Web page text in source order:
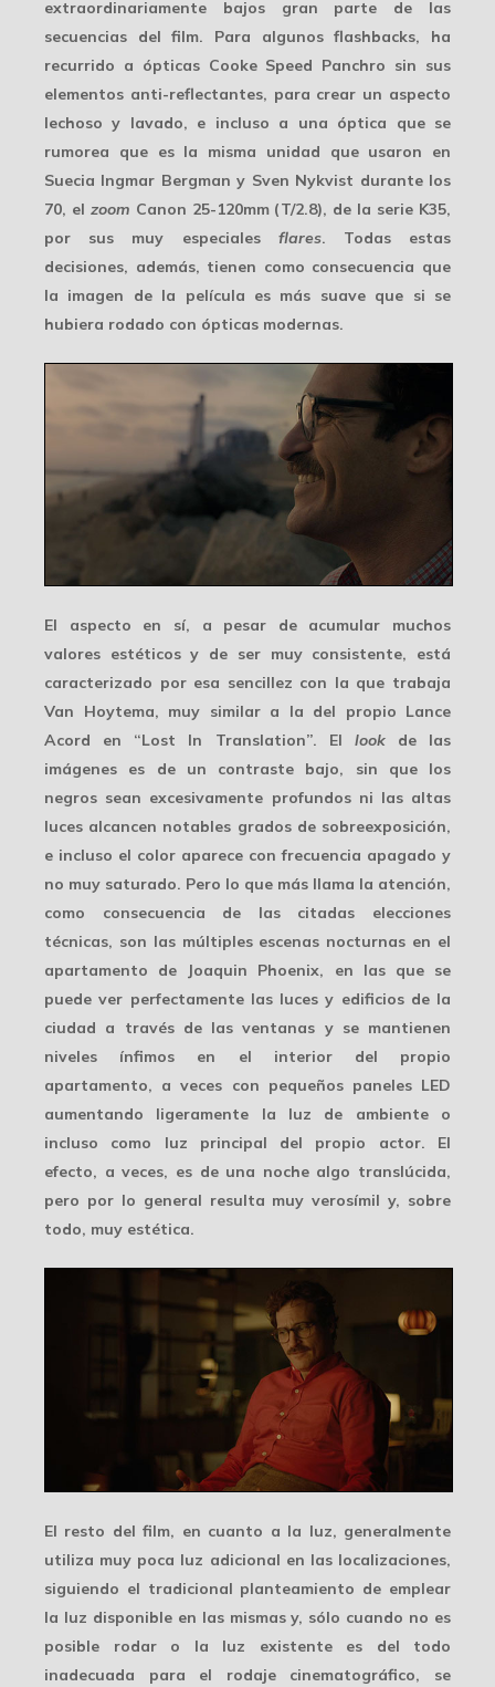
extraordinariamente bajos gran parte de las
secuencias del film. Para algunos flashbacks, ha
recurrido a ópticas Cooke Speed Panchro sin sus
elementos anti-reflectantes, para crear un aspecto
lechoso y lavado, e incluso a una óptica que se
rumorea que es la misma unidad que usaron en
Suecia Ingmar Bergman y Sven Nykvist durante los
70, el zoom Canon 25-120mm(T/2.8), de la serie K35,
por sus muy especiales flares. Todas estas
decisiones, además, tienen como consecuencia que
la imagen de la película es más suaveque si se
hubiera rodado con ópticas modernas.
El aspecto en sí, a pesar de acumular muchos
valores estéticos y de ser muy consistente, está
caracterizado por esa sencillez con la que trabaja
Van Hoytema, muy similar a la del propio Lance
Acord en “Lost In Translation”. El lookde las
imágenes es de un contraste bajo, sin que los
negros sean excesivamente profundos ni las altas
luces alcancen notables grados de sobreexposición,
e incluso el color aparece con frecuencia apagado y
no muy saturado. Pero lo que más llama la atención,
como consecuencia de las citadas elecciones
técnicas, son las múltiples escenas nocturnas en el
apartamento de Joaquin Phoenix, en las que se
puede ver perfectamente las luces y edificios de la
ciudad a través de las ventanas y se mantienen
niveles ínfimos en el interior del propio
apartamento, a veces con pequeños paneles LED
aumentando ligeramente la luz de ambiente o
incluso como luz principal del propio actor. El
efecto, a veces, es de una noche algo translúcida,
pero por lo general resulta muy verosímil y, sobre
todo, muy estética.
El resto del film, en cuanto a la luz, generalmente
utiliza muy poca luz adicional en las localizaciones,
siguiendo el tradicional planteamiento de emplear
la luz disponible en las mismas y, sólo cuando no es
posible rodar o la luz existente es del todo
inadecuada para el rodaje cinematográfico, se